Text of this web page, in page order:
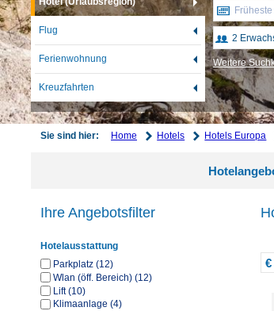
Flug
Ferienwohnung
Kreuzfahrten
Weitere
Sie sind hier: Home Hotels Hotels Europa
€
Ihre Angebotsfilter
Hotelausstattung
Parkplatz (12)
Wlan (öff. Bereich) (12)
Lift (10)
Klimaanlage (4)